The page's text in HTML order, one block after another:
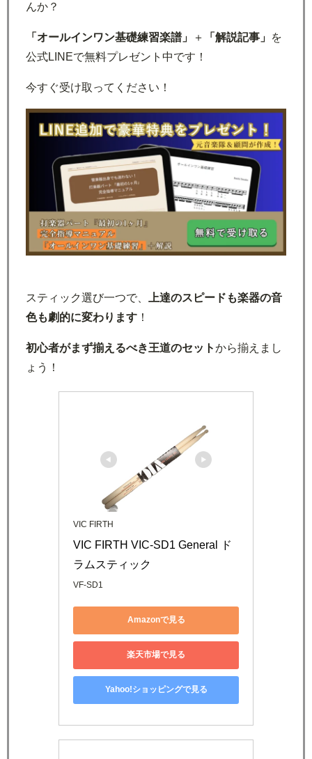
んか？
「オールインワン基礎練習楽譜」 ＋ 「解説記事」 を
公式LINEで無料プレゼント中です！
今すぐ受け取ってください！
スティック選び一つで、
上達のスピードも楽器の音
色も劇的に変わります ！
初心者がまず揃えるべき王道のセットから揃えまし
ょう！
VIC FIRTH
VIC FIRTH VIC-SD1 General ド
ラムスティック
VF-SD1
Amazonで見る
楽天市場で見る
Yahoo!ショッピングで見る